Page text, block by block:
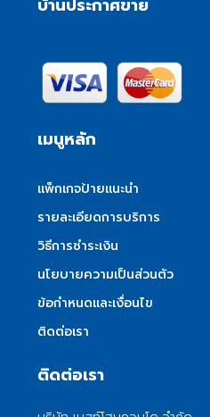
บ้านประกาศขาย
เมนูหลัก
แพ็กเกจป้ายแนะนำ
รายละเอียดการบริการ
วิธีการชำระเงิน
นโยบายความเป็นส่วนตัว
ข้อกำหนดและเงื่อนไข
ติดต่อเรา
ติดต่อเรา